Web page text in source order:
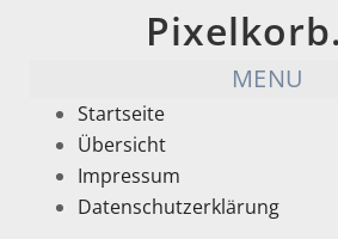
MENU
Startseite
Übersicht
Impressum
Datenschutzerklärung